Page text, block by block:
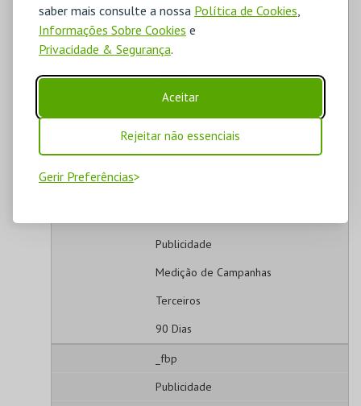
saber mais consulte a nossa Política de Cookies,
Informações Sobre Cookies e
Privacidade & Segurança.
Aceitar
Rejeitar não essenciais
Gerir Preferências
Terceiros
_ga_#
Estatísticos
Análise de Utilização
Terceiros
Publicidade
Medição de Campanhas
Terceiros
90 Dias
_fbp
Publicidade